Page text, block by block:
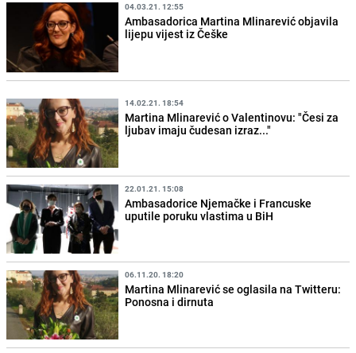
04.03.21. 12:55
Ambasadorica Martina Mlinarević objavila
lijepu vijest iz Češke
14.02.21. 18:54
Martina Mlinarević o Valentinovu: "Česi za
ljubav imaju čudesan izraz..."
22.01.21. 15:08
Ambasadorice Njemačke i Francuske
uputile poruku vlastima u BiH
06.11.20. 18:20
Martina Mlinarević se oglasila na Twitteru:
Ponosna i dirnuta